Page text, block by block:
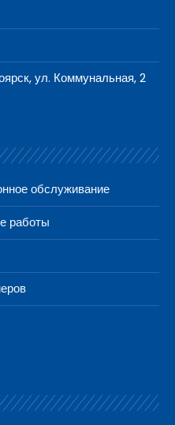
ул. Коммунальная, 2
обслуживание
работы